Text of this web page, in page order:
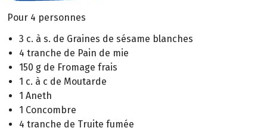
Pour 4 personnes
3 c. à s. de Graines de sésame blanches
4 tranche de Pain de mie
150 g de Fromage frais
1 c. à c de Moutarde
1 Aneth
1 Concombre
4 tranche de Truite fumée